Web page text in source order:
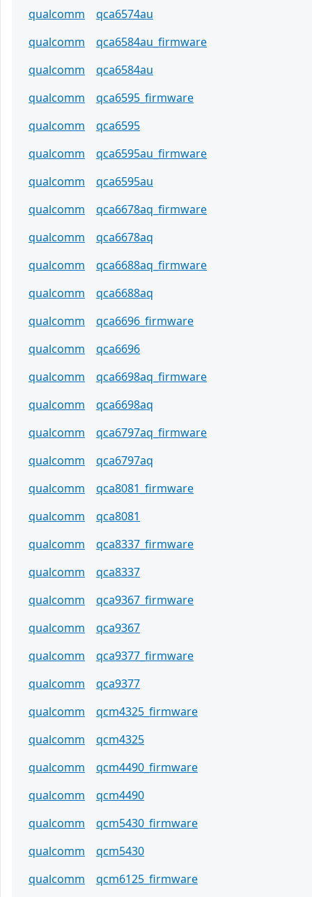
qualcomm
qca6574au
qualcomm
qca6584au_firmware
qualcomm
qca6584au
qualcomm
qca6595_firmware
qualcomm
qca6595
qualcomm
qca6595au_firmware
qualcomm
qca6595au
qualcomm
qca6678aq_firmware
qualcomm
qca6678aq
qualcomm
qca6688aq_firmware
qualcomm
qca6688aq
qualcomm
qca6696_firmware
qualcomm
qca6696
qualcomm
qca6698aq_firmware
qualcomm
qca6698aq
qualcomm
qca6797aq_firmware
qualcomm
qca6797aq
qualcomm
qca8081_firmware
qualcomm
qca8081
qualcomm
qca8337_firmware
qualcomm
qca8337
qualcomm
qca9367_firmware
qualcomm
qca9367
qualcomm
qca9377_firmware
qualcomm
qca9377
qualcomm
qcm4325_firmware
qualcomm
qcm4325
qualcomm
qcm4490_firmware
qualcomm
qcm4490
qualcomm
qcm5430_firmware
qualcomm
qcm5430
qualcomm
qcm6125_firmware